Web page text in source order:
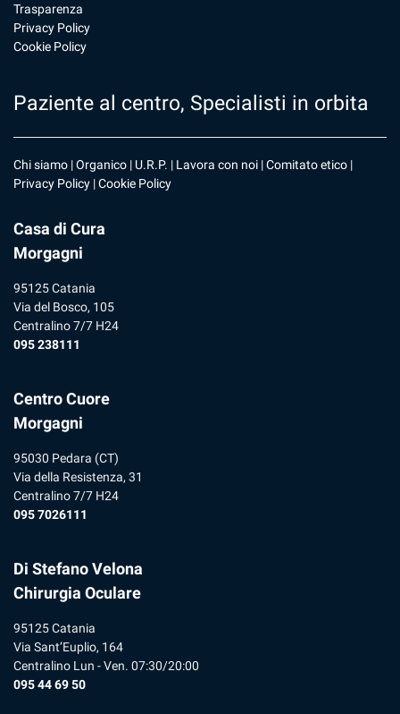
Trasparenza
Privacy Policy
Cookie Policy
Paziente al centro, Specialisti in orbita
Chi siamo |Organico | U.R.P. | Lavora con noi |Comitato etico |
Privacy Policy |Cookie Policy
Casa di Cura
Morgagni
95125 Catania
Via del Bosco, 105
Centralino 7/7 H24
095 238111
Centro Cuore
Morgagni
95030 Pedara (CT)
Via della Resistenza, 31
Centralino 7/7 H24
095 7026111
Di Stefano Velona
Chirurgia Oculare
95125 Catania
Via Sant’Euplio, 164
Centralino Lun - Ven. 07:30/20:00
095 44 69 50